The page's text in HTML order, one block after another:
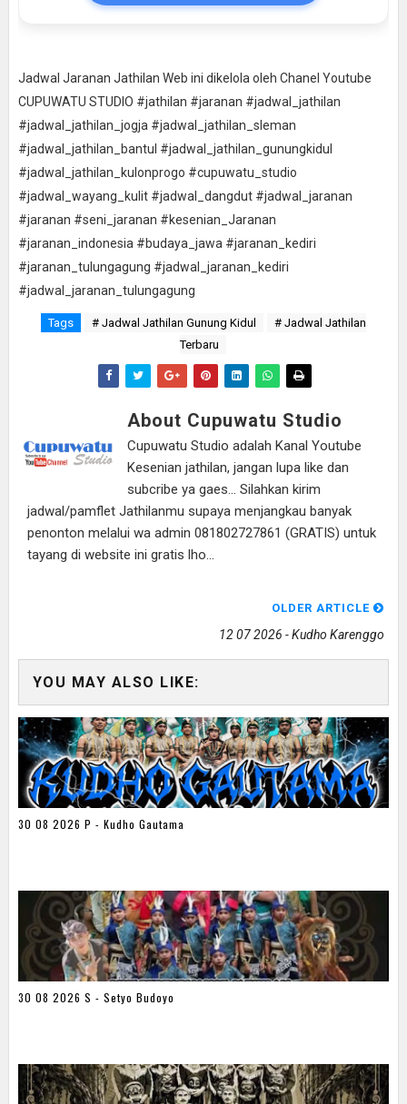
Jadwal Jaranan Jathilan Web ini dikelola oleh Chanel Youtube
CUPUWATU STUDIO #jathilan #jaranan #jadwal_jathilan
#jadwal_jathilan_jogja #jadwal_jathilan_sleman
#jadwal_jathilan_bantul #jadwal_jathilan_gunungkidul
#jadwal_jathilan_kulonprogo #cupuwatu_studio
#jadwal_wayang_kulit #jadwal_dangdut #jadwal_jaranan
#jaranan #seni_jaranan #kesenian_Jaranan
#jaranan_indonesia #budaya_jawa #jaranan_kediri
#jaranan_tulungagung #jadwal_jaranan_kediri
#jadwal_jaranan_tulungagung
Tags # Jadwal Jathilan Gunung Kidul
# Jadwal Jathilan
Terbaru
About Cupuwatu Studio
Cupuwatu Studio adalah Kanal Youtube
Kesenian jathilan, jangan lupa like dan
subcribe ya gaes... Silahkan kirim
jadwal/pamflet Jathilanmu supaya menjangkau banyak
penonton melalui wa admin 081802727861 (GRATIS) untuk
tayang di website ini gratis lho...
OLDER ARTICLE
12 07 2026 - Kudho Karenggo
YOU MAY ALSO LIKE:
30 08 2026 P - Kudho Gautama
30 08 2026 S - Setyo Budoyo